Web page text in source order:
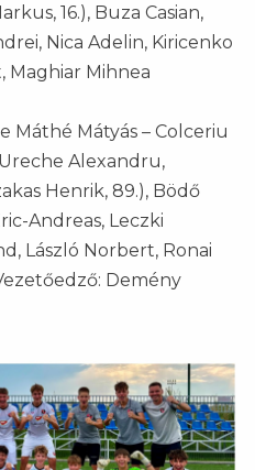
16.), Buza Casian,
Nica Adelin, Kiricenko
Maghiar Mihnea
Máthé Mátyás – Colceriu
Alexandru,
Henrik, 89.), Bödő
Andreas, Leczki
László Norbert, Ronai
Demény